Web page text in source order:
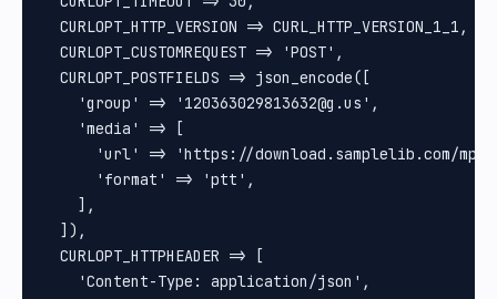
  CURLOPT_HTTP_VERSION => CURL_HTTP_VERSION_1_1,
  CURLOPT_CUSTOMREQUEST => 'POST',
  CURLOPT_POSTFIELDS => json_encode([
    'group' => '120363029813632@g.us',
    'media' => [
'url' => 'https://download.samplelib.com/
      'format' => 'ptt',
    ],
  ]),
  CURLOPT_HTTPHEADER => [
    'Content-Type: application/json',